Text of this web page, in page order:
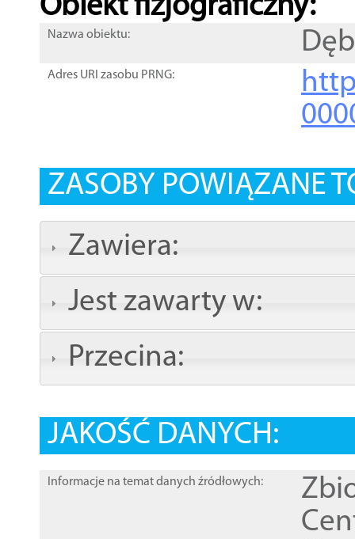
Obiekt fizjograficzny:
Nazwa obiektu:
Adres URI zasobu PRNG:
ZASOBY POWIĄZANE
Zawiera:
Jest zawarty w:
Przecina:
JAKOŚĆ DANYCH:
Informacje na temat danych źródłowych: